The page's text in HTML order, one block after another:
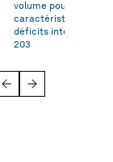
volume pour
caractéristiques
déficits internes de
203